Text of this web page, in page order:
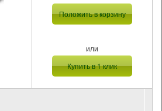
Положить в корзину
или
Купить в 1 клик